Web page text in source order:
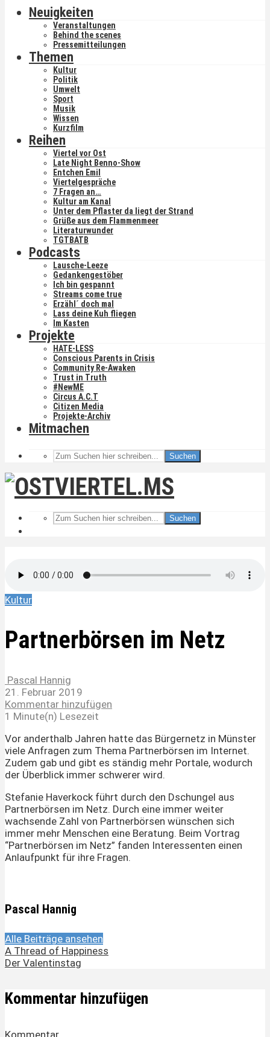
Neuigkeiten
Veranstaltungen
Behind the scenes
Pressemitteilungen
Themen
Kultur
Politik
Umwelt
Sport
Musik
Wissen
Kurzfilm
Reihen
Viertel vor Ost
Late Night Benno-Show
Entchen Emil
Viertelgespräche
7 Fragen an…
Kultur am Kanal
Unter dem Pflaster da liegt der Strand
Grüße aus dem Flammenmeer
Literaturwunder
TGTBATB
Podcasts
Lausche-Leeze
Gedankengestöber
Ich bin gespannt
Streams come true
Erzähl´ doch mal
Lass deine Kuh fliegen
Im Kasten
Projekte
HATE-LESS
Conscious Parents in Crisis
Community Re-Awaken
Trust in Truth
#NewME
Circus A.C.T
Citizen Media
Projekte-Archiv
Mitmachen
Suchen
Suchen
Kultur
Partnerbörsen im Netz
Pascal Hannig
21. Februar 2019
Kommentar hinzufügen
1 Minute(n) Lesezeit
Vor anderthalb Jahren hatte das Bürgernetz in Münster
viele Anfragen zum Thema Partnerbörsen im Internet.
Zudem gab und gibt es ständig mehr Portale, wodurch
der Überblick immer schwerer wird.
Stefanie Haverkock führt durch den Dschungel aus
Partnerbörsen im Netz. Durch eine immer weiter
wachsende Zahl von Partnerbörsen wünschen sich
immer mehr Menschen eine Beratung. Beim Vortrag
“Partnerbörsen im Netz” fanden Interessenten einen
Anlaufpunkt für ihre Fragen.
Pascal Hannig
Alle Beiträge ansehen
A Thread of Happiness
Der Valentinstag
Kommentar hinzufügen
Kommentar